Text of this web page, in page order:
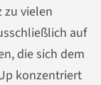
zu vielen
auf
die sich dem
konzentriert